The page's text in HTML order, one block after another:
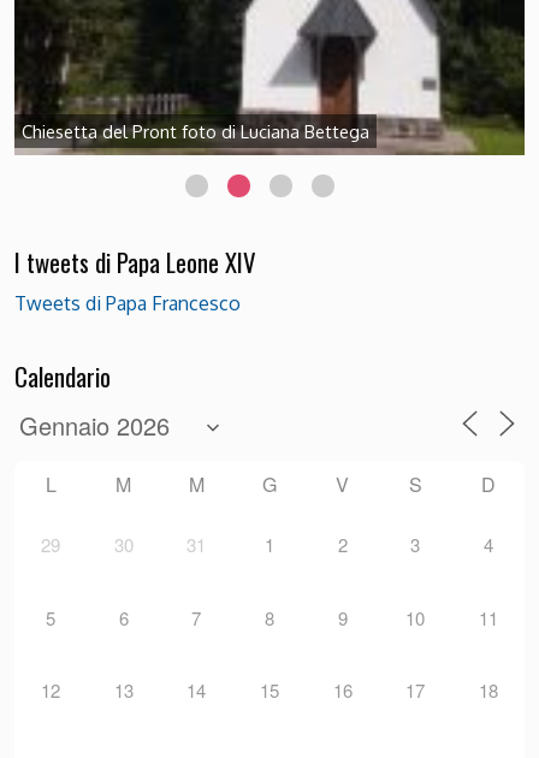
Chiesetta del Pront foto di Luciana Bettega
I tweets di Papa Leone XIV
Tweets di Papa Francesco
Calendario
L M M G V S D
29 30 31 1 2 3 4
5 6 7 8 9 10 11
12 13 14 15 16 17 18